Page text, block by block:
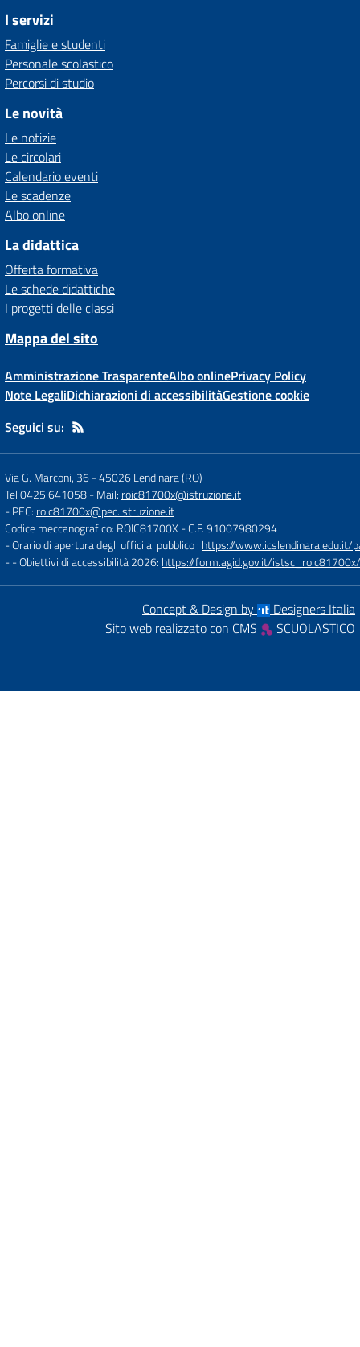
I servizi
Famiglie e studenti
Personale scolastico
Percorsi di studio
Le novità
Le notizie
Le circolari
Calendario eventi
Le scadenze
Albo online
La didattica
Offerta formativa
Le schede didattiche
I progetti delle classi
Mappa del sito
Amministrazione TrasparenteAlbo onlinePrivacy Policy
Note LegaliDichiarazioni di accessibilitàGestione cookie
Seguici su:
Via G. Marconi, 36-45026 Lendinara (RO)
Tel 0425 641058- Mail: roic81700x@istruzione.it
- PEC: roic81700x@pec.istruzione.it
Codice meccanografico: ROIC81700X- C.F. 91007980294
- Orario di apertura degli uffici al pubblico : https://www.icslendinara.edu.it/
- - Obiettivi di accessibilità 2026: https://form.agid.gov.it/
Concept & Design by
Designers Italia
Sito web realizzato con CMS
SCUOLASTICO